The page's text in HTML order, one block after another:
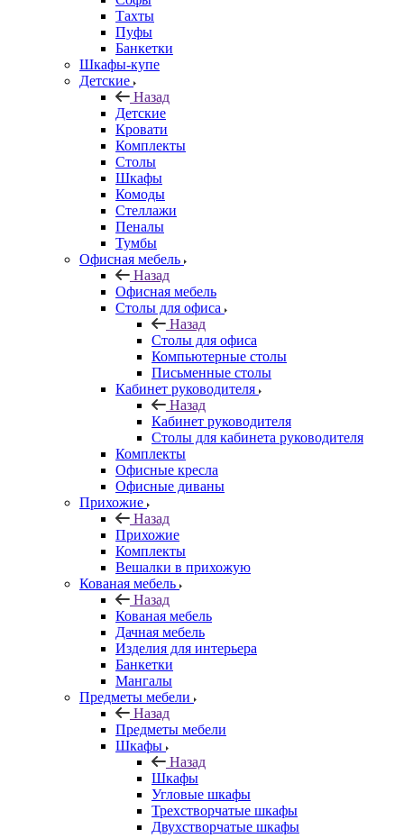
Тахты
Пуфы
Банкетки
Шкафы-купе
Детские
Назад
Детские
Кровати
Комплекты
Столы
Шкафы
Комоды
Стеллажи
Пеналы
Тумбы
Офисная мебель
Назад
Офисная мебель
Столы для офиса
Назад
Столы для офиса
Компьютерные столы
Письменные столы
Кабинет руководителя
Назад
Кабинет руководителя
Столы для кабинета руководителя
Комплекты
Офисные кресла
Офисные диваны
Прихожие
Назад
Прихожие
Комплекты
Вешалки в прихожую
Кованая мебель
Назад
Кованая мебель
Дачная мебель
Изделия для интерьера
Банкетки
Мангалы
Предметы мебели
Назад
Предметы мебели
Шкафы
Назад
Шкафы
Угловые шкафы
Трехстворчатые шкафы
Двухстворчатые шкафы